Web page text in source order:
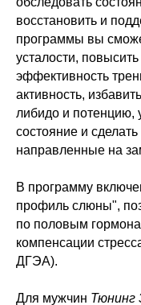
восстановить и
программы вы
усталости,
эффективность
активность,
либидо и потенцию,
состояние и
направленные на
В программу
профиль слюны",
по половым
компенсации
ДГЭА).
Для мужчин Тюнинг